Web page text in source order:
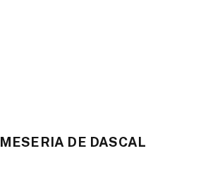
MESERIA DE DASCAL